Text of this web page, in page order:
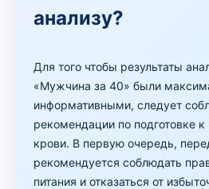
анализу?
Для того чтобы результаты
«Мужчина за 40» были
информативными, следует
рекомендации по подготовке к
крови. В первую очередь,
рекомендуется соблюдать
питания и отказаться от